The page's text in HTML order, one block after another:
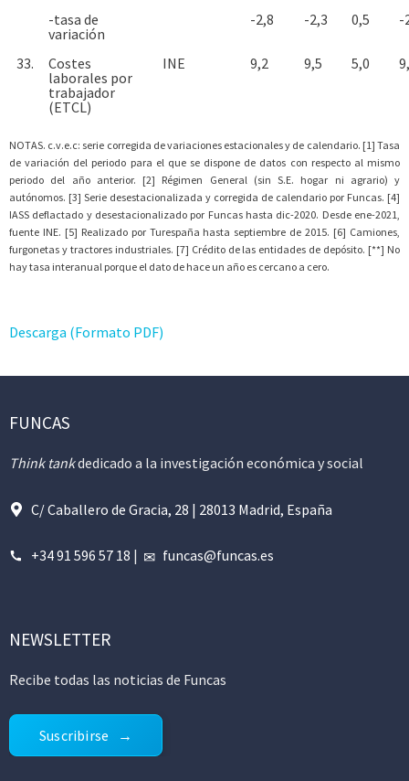
-tasa de
variación
-2,8 -2,3 0,5 -
33.
Costes
laborales por
trabajador
(ETCL)
INE 9,2 9,5 5,0
NOTAS. c.v.e.c: serie corregida de variaciones estacionales y de calendario. [1] Tasa
de variación del periodo para el que se dispone de datos con respecto al mismo
periodo del año anterior. [2] Régimen General (sin S.E. hogar ni agrario) y
autónomos. [3] Serie desestacionalizada y corregida de calendario por Funcas. [4]
IASS deflactado y desestacionalizado por Funcas hasta dic-2020. Desde ene-2021,
fuente INE. [5] Realizado por Turespaña hasta septiembre de 2015. [6] Camiones,
furgonetas y tractores industriales. [7] Crédito de las entidades de depósito. [**] No
hay tasa interanual porque el dato de hace un año es cercano a cero.
Descarga (Formato PDF)
FUNCAS
Think tankdedicado a la investigación económica y social
C/ Caballero de Gracia, 28 | 28013 Madrid, España
+34 91 596 57 18 | funcas@funcas.es
NEWSLETTER
Recibe todas las noticias de Funcas
Suscribirse